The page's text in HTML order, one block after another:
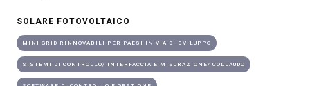
SOLARE FOTOVOLTAICO
MINI GRID RINNOVABILI PER PAESI IN VIA DI SVILUPPO
SISTEMI DI CONTROLLO/ INTERFACCIA E MISURAZIONE/ COLLAUDO